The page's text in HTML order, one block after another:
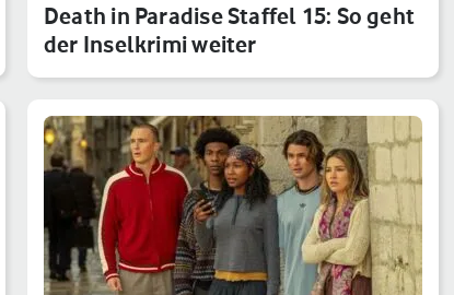
Death in Paradise Staffel 15: So geht
der Inselkrimi weiter